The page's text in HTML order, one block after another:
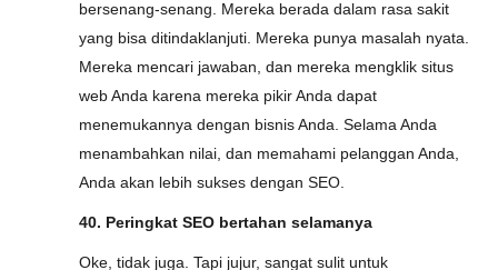
bersenang-senang. Mereka berada dalam rasa sakit
yang bisa ditindaklanjuti. Mereka punya masalah nyata.
Mereka mencari jawaban, dan mereka mengklik situs
web Anda karena mereka pikir Anda dapat
menemukannya dengan bisnis Anda. Selama Anda
menambahkan nilai, dan memahami pelanggan Anda,
Anda akan lebih sukses dengan SEO.
40. Peringkat SEO bertahan selamanya
Oke, tidak juga. Tapi jujur, sangat sulit untuk